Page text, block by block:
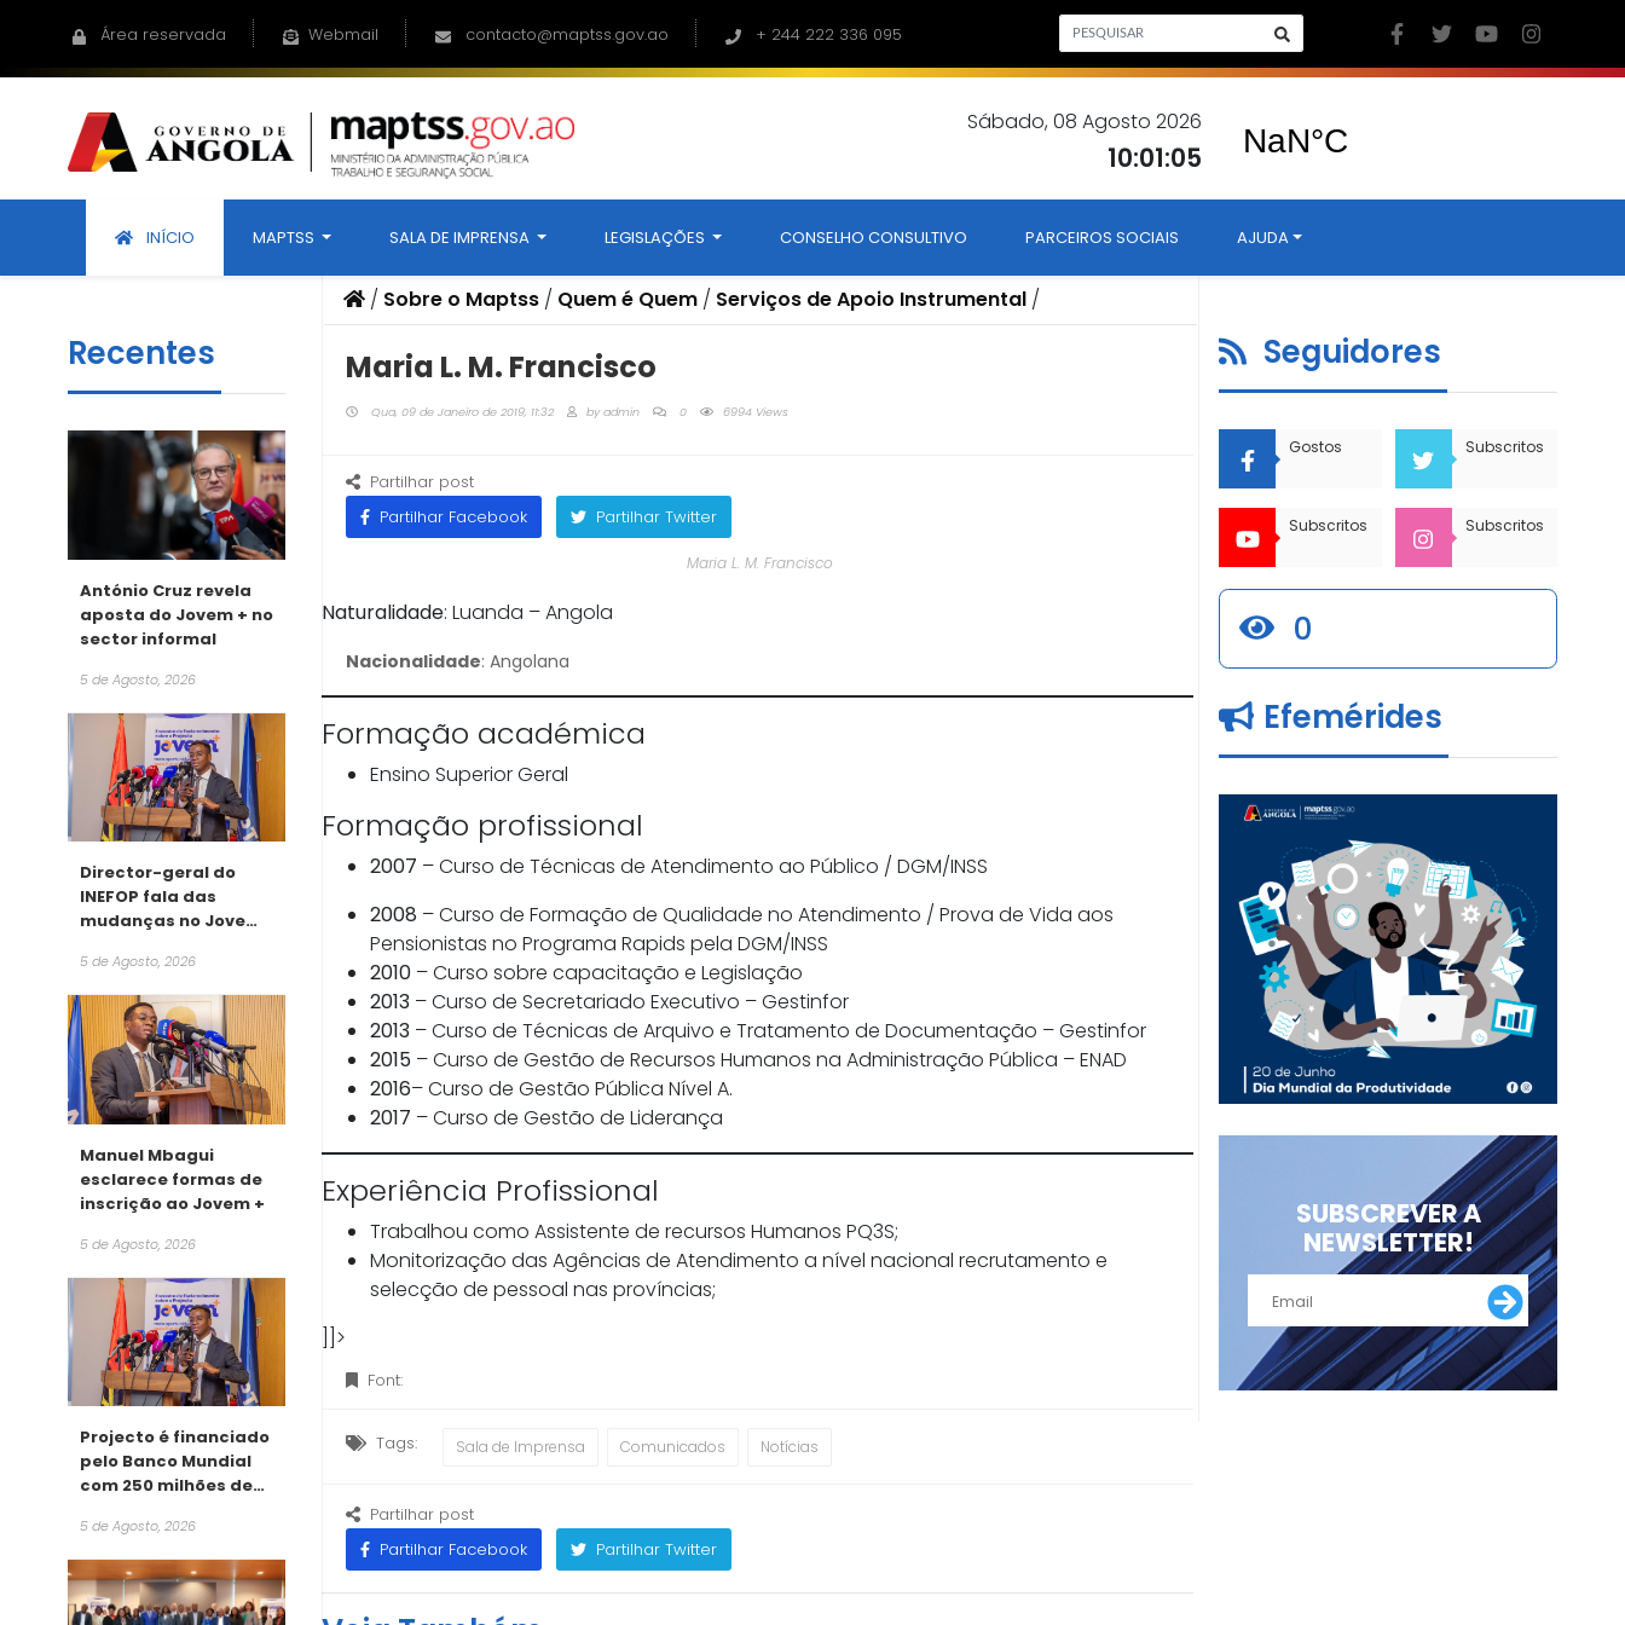
Área reservada Webmail contacto@maptss.gov.ao + 244 222 336 095
Sábado, 08 Agosto 2026
10:01:06
INÍCIO MAPTSS SALA DE IMPRENSA LEGISLAÇÕES CONSELHO CONSULTIVO PARCEIROS SOCIAIS AJUDA
Recentes
António Cruz revela
aposta do Jovem + no
sector informal
5 de Agosto, 2026
Director-geral do
INEFOP fala das
mudanças no Jovem
5 de Agosto, 2026
Manuel Mbagui
esclarece formas de
inscrição ao Jovem +
5 de Agosto, 2026
Projecto é financiado
pelo Banco Mundial
com 250 milhões de
5 de Agosto, 2026
/ Sobre o Maptss / Quem é Quem / Serviços de Apoio Instrumental /
Maria L. M. Francisco
Qua, 09 de Janeiro de 2019, 11:32 byadmin 0 6994 Views
Partilhar post
Partilhar Facebook
Partilhar Twitter
Maria L. M. Francisco
Naturalidade: Luanda – Angola
Nacionalidade: Angolana
Formação académica
Ensino Superior Geral
Formação profissional
2007 – Curso de Técnicas de Atendimento ao Público / DGM/INSS
2008 – Curso de Formação de Qualidade no Atendimento / Prova de Vida aos
Pensionistas no Programa Rapids pela DGM/INSS
2010 – Curso sobre capacitação e Legislação
2013 – Curso de Secretariado Executivo – Gestinfor
2013 – Curso de Técnicas de Arquivo e Tratamento de Documentação – Gestinfor
2015 – Curso de Gestão de Recursos Humanos na Administração Pública – ENAD
2016– Curso de Gestão Pública Nível A.
2017 – Curso de Gestão de Liderança
Experiência Profissional
Trabalhou como Assistente de recursos Humanos PQ3S;
Monitorização das Agências de Atendimento a nível nacional recrutamento e
selecção de pessoal nas províncias;
]]>
Font:
Tags: Sala de Imprensa Comunicados Notícias
Partilhar post
Partilhar Facebook
Partilhar Twitter
Seguidores
Gostos Subscritos
Subscritos Subscritos
0
Efemérides
SUBSCREVER A
NEWSLETTER!